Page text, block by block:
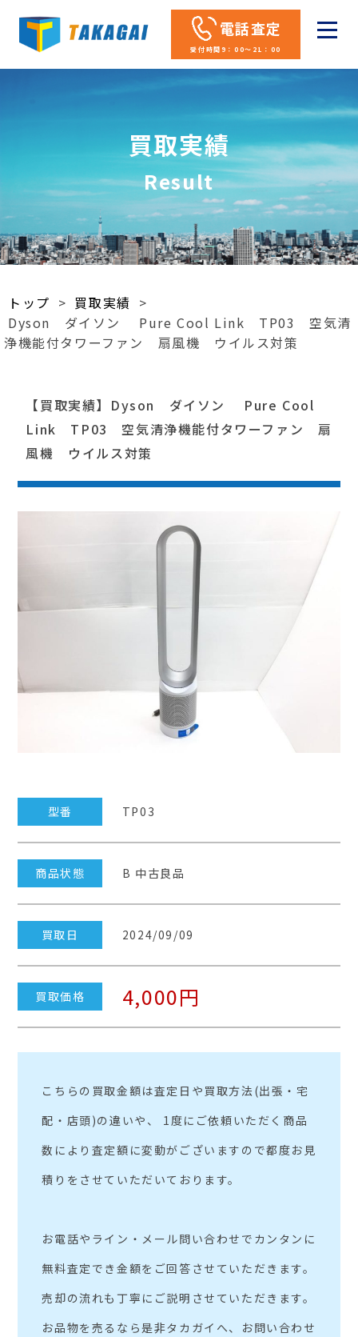
電話査定
受付時間9：00～21：00
買取実績
Result
トップ > 買取実績 >
Dyson ダイソン Pure Cool Link TP03 空気清
浄機能付タワーファン 扇風機 ウイルス対策
【買取実績】Dyson ダイソン Pure Cool
Link TP03 空気清浄機能付タワーファン 扇
風機 ウイルス対策
型番 TP03
商品状態 B 中古良品
買取日 2024/09/09
買取価格 4,000円
こちらの買取金額は査定日や買取方法(出張・宅
配・店頭)の違いや、 1度にご依頼いただく商品
数により査定額に変動がございますので都度お見
積りをさせていただいております。
お電話やライン・メール問い合わせでカンタンに
無料査定でき金額をご回答させていただきます。
売却の流れも丁寧にご説明させていただきます。
お品物を売るなら是非タカガイへ、お問い合わせ